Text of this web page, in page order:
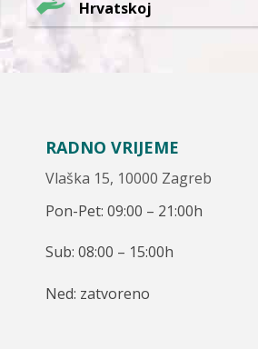
Hrvatskoj
RADNO VRIJEME
Vlaška 15, 10000 Zagreb
Pon-Pet: 09:00 – 21:00h
Sub: 08:00 – 15:00h
Ned: zatvoreno